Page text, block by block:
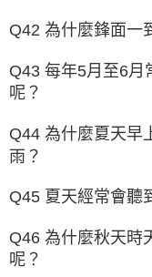
Q42 為什麼鋒面一
Q43 每年5月至6月
呢？
Q44 為什麼夏天早
雨？
Q45 夏天經常會聽
Q46 為什麼秋天時
呢？